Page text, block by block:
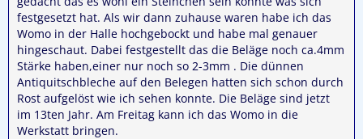
festgesetzt hat. Als wir dann zuhause waren habe ich das
Womo in der Halle hochgebockt und habe mal genauer
hingeschaut. Dabei festgestellt das die Beläge noch ca.4mm
Stärke haben,einer nur noch so 2-3mm . Die dünnen
Antiquitschbleche auf den Belegen hatten sich schon durch
Rost aufgelöst wie ich sehen konnte. Die Beläge sind jetzt
im 13ten Jahr. Am Freitag kann ich das Womo in die
Werkstatt bringen.